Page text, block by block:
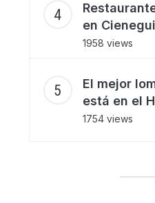
en
1958 views
El mejor
está en el
1754 views